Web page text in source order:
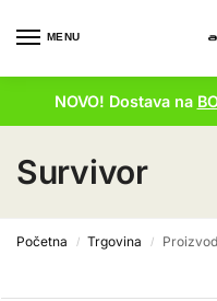
MENU
NOVO! Dostava na
Survivor
Početna / Trgovina /